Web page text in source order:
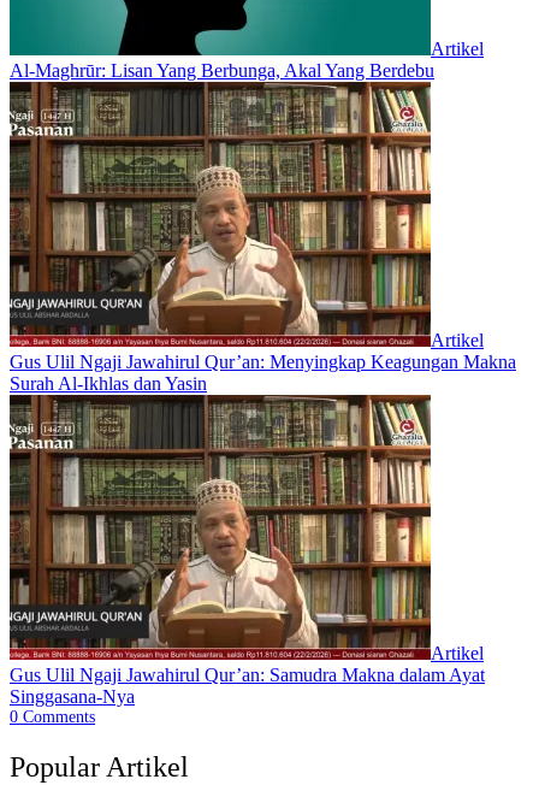
Artikel
Al-Maghrūr: Lisan Yang Berbunga, Akal Yang Berdebu
Artikel
Gus Ulil Ngaji Jawahirul Qur’an: Menyingkap Keagungan Makna
Surah Al-Ikhlas dan Yasin
Artikel
Gus Ulil Ngaji Jawahirul Qur’an: Samudra Makna dalam Ayat
Singgasana-Nya
0 Comments
Popular Artikel